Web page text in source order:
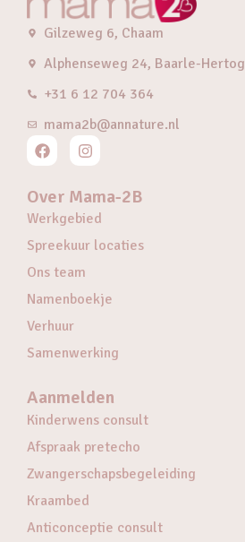
Gilzeweg 6, Chaam
Alphenseweg 24, Baarle-Hertog
+31 6 12 704 364
mama2b@annature.nl
Over Mama-2B
Werkgebied
Spreekuur locaties
Ons team
Namenboekje
Verhuur
Samenwerking
Aanmelden
Kinderwens consult
Afspraak pretecho
Zwangerschapsbegeleiding
Kraambed
Anticonceptie consult